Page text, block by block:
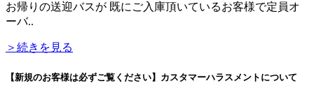
お帰りの送迎バスが 既にご入庫頂いているお客様で定員オ
ーバ..
＞続きを見る
【新規のお客様は必ずご覧ください】カスタマーハラスメントについて